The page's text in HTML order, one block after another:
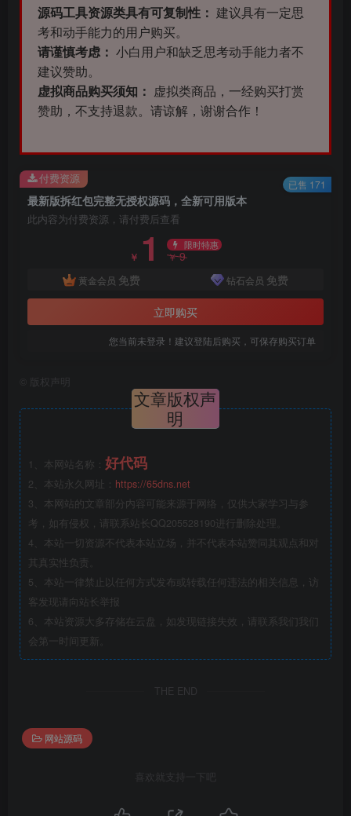
源码工具资源类具有可复制性：
建议具有一定思
考和动手能力的用户购买。
请谨慎考虑： 小白用户和缺乏思考动手能力者不
建议赞助。
虚拟商品购买须知：
虚拟类商品，一经购买打赏
赞助，不支持退款。请谅解，谢谢合作！
最新版拆红包完整无授权源码，全新可用版本
此内容为付费资源，请付费后查看
￥ 1 限时特惠
￥9
黄金会员 免费 钻石会员 免费
立即购买
您当前未登录！建议登陆后购买，可保存购买订单
付费资源 已售 171
版权声明
文章版权声
明
1、本网站名称： 好代码
2、本站永久网址： https://65dns.net
3、本网站的文章部分内容可能来源于网络，仅供大家学习与参
考，如有侵权，请联系站长QQ205528190进行删除处理。
4、本站一切资源不代表本站立场，并不代表本站赞同其观点和对
其真实性负责。
5、本站一律禁止以任何方式发布或转载任何违法的相关信息，访
客发现请向站长举报
6、本站资源大多存储在云盘，如发现链接失效，请联系我们我们
会第一时间更新。
THE END
网站源码
喜欢就支持一下吧